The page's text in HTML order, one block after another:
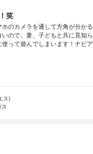
笑
のカメラを通して方角が分かる
ので、妻、子どもと共に見知ら
って遊んでしまいます！ナビア
ス)
ス